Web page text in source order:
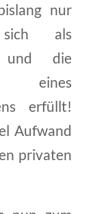
nur
als
und die
eines
erfüllt!
Aufwand
privaten